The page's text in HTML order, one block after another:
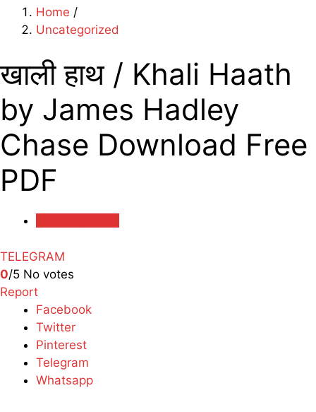
Home /
Uncategorized
खाली हाथ / Khali Haath
by James Hadley
Chase Download Free
PDF
TELEGRAM
0/5 No votes
Report
Facebook
Twitter
Pinterest
Telegram
Whatsapp